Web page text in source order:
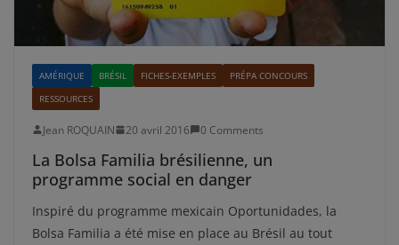
AMÉRIQUE BRÉSIL FICHES-EXEMPLES
PRÉPA CONCOURS
RESSOURCES
Jean ROQUAIN 20 avril 2016 0 Comments
La Bolsa Familia brésilienne, un
programme social en danger
Inspiré du programme mexicain Oportunidades, la
Bolsa Familia a été mise en place au Brésil au tout